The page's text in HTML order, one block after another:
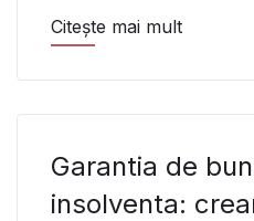
Citește mai mult
Garantia de
insolventa: